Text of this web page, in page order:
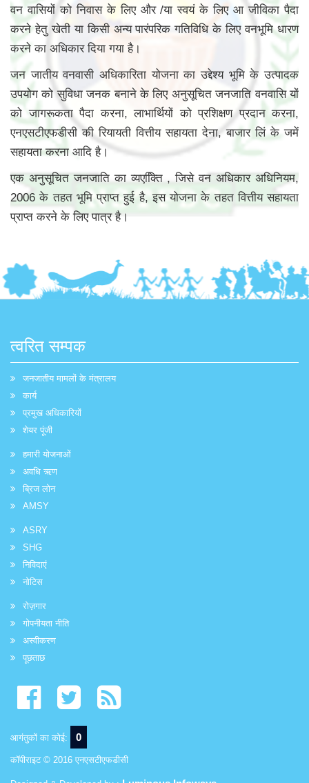
वन वासियों को निवास के लिए और /या स्वयं के लिए आ जीविका पैदा
करने हेतु खेती या किसी अन्य पारंपरिक गतिविधि के लिए वनभूमि धारण
करने का अधिकार दिया गया है।
जन जातीय वनवासी अधिकारिता योजना का उद्देश्य भूमि के उत्पादक
उपयोग को सुविधा जनक बनाने के लिए अनुसूचित जनजाति वनवासि यों
को जागरूकता पैदा करना, लाभार्थियों को प्रशिक्षण प्रदान करना,
एनएसटीएफडीसी की रियायती वित्तीय सहायता देना, बाजार लिं के जमें
सहायता करना आदि है।
एक अनुसूचित जनजाति का व्यएक्तिि , जिसे वन अधिकार अधिनियम,
2006 के तहत भूमि प्राप्त हुई है, इस योजना के तहत वित्तीय सहायता
प्राप्त करने के लिए पात्र है।
त्वरित सम्पक
जनजातीय मामलों के मंत्रालय
कार्य
प्रमुख अधिकारियों
शेयर पूंजी
हमारी योजनाओं
अवधि ऋण
ब्रिज लोन
AMSY
ASRY
SHG
निविदाएं
नोटिस
रोज़गार
गोपनीयता नीति
अस्वीकरण
पूछताछ
आगंतुकों का कोई: 0
कॉपीराइट © 2016 एनएसटीएफडीसी